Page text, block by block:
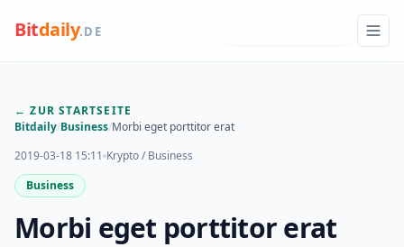
Bitdaily.DE
← ZUR STARTSEITE
Bitdaily/Business/Morbi eget porttitor erat
2019-03-18 15:11 Krypto / Business
Business
Morbi eget porttitor erat